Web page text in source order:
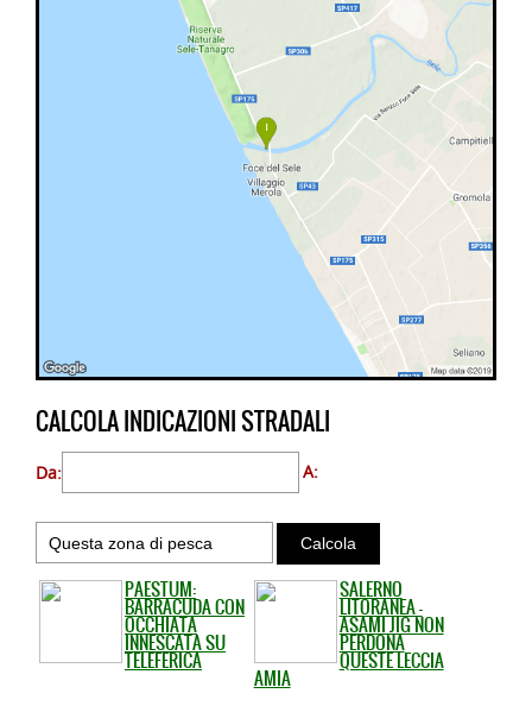
CALCOLA INDICAZIONI STRADALI
Da: A:
PAESTUM:
BARRACUDA CON
OCCHIATA
INNESCATA SU
TELEFERICA
SALERNO
LITORANEA -
ASAMI JIG NON
PERDONA
QUESTE LECCIA
AMIA